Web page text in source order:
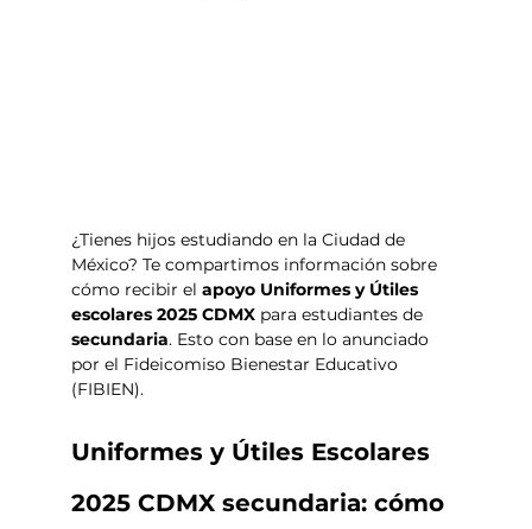
¿Tienes hijos estudiando en la Ciudad de
México? Te compartimos información sobre
cómo recibir el apoyo Uniformes y Útiles
escolares 2025 CDMX para estudiantes de
secundaria. Esto con base en lo anunciado
por el Fideicomiso Bienestar Educativo
(FIBIEN).
Uniformes y Útiles Escolares
2025 CDMX secundaria: cómo